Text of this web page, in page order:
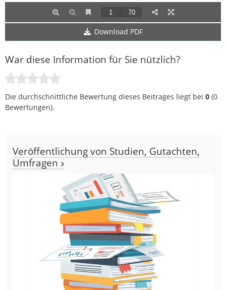
Download PDF
War diese Information für Sie nützlich?
Die durchschnittliche Bewertung dieses Beitrages liegt bei 0 (0
Bewertungen).
Veröffentlichung von Studien, Gutachten,
Umfragen